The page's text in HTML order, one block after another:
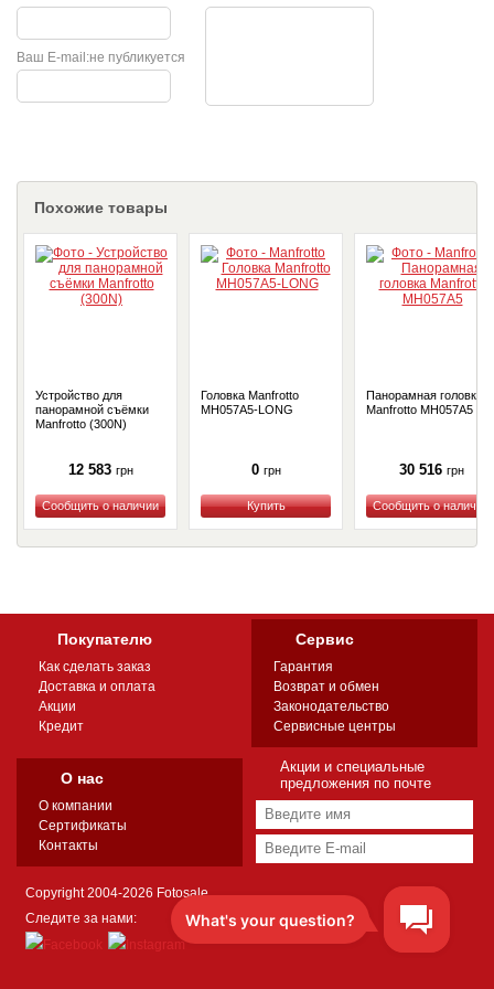
не публикуется
Ваш E-mail:
Похожие товары
Устройство для
панорамной съёмки
Manfrotto (300N)
12 583 грн
Купить
Головка Manfrotto
MH057A5-LONG
0 грн
Купить
Панорамная головка
Manfrotto MH057A5
30 516 грн
Купить
Покупателю
Как сделать заказ
Доставка и оплата
Акции
Кредит
Сервис
Гарантия
Возврат и обмен
Законодательство
Сервисные центры
О нас
О компании
Сертификаты
Контакты
Акции и специальные
предложения по почте
Copyright 2004-2026 Fotosale
Следите за нами: